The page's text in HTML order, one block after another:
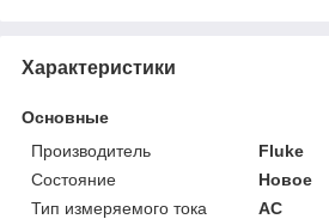
Характеристики
Основные
Производитель
Fluke
Состояние
Новое
Тип измеряемого тока
AC